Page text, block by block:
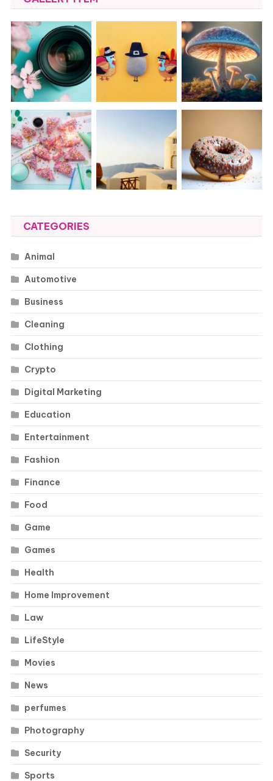
CATEGORIES
Animal
Automotive
Business
Cleaning
Clothing
Crypto
Digital Marketing
Education
Entertainment
Fashion
Finance
Food
Game
Games
Health
Home Improvement
Law
LifeStyle
Movies
News
perfumes
Photography
Security
Sports